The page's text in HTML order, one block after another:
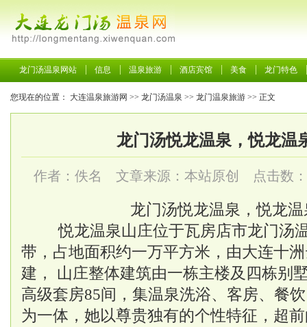
龙门汤温泉网站 信息 温泉旅游 酒店宾馆 美食 龙门特色
您现在的位置： 大连温泉旅游网 >> 龙门汤温泉 >> 龙门温泉旅游 >> 正文
龙门汤悦龙温泉，悦龙温
作者：佚名 文章来源：本站原创 点击数：
龙门汤悦龙温泉，悦龙
悦龙温泉山庄位于瓦房店市龙门汤
带，占地面积约一万平方米，由大连十
建， 山庄整体建筑由一栋主楼及四栋别
高级套房85间，集温泉洗浴、客房、餐
为一体，她以尊贵独有的个性特征，超